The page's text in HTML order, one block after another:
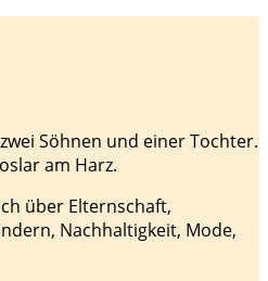
Söhnen und einer Tochter.
am Harz.
über Elternschaft,
Nachhaltigkeit, Mode,